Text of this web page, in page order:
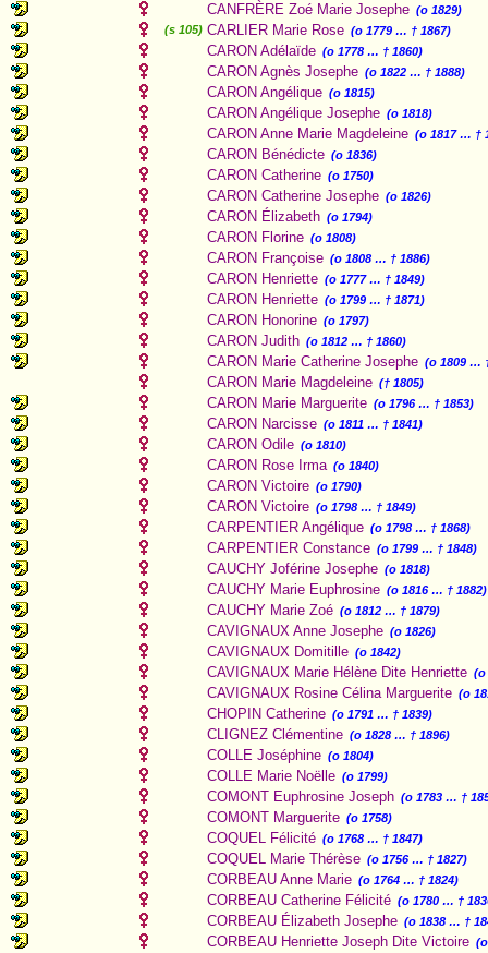
CANFRÈRE Zoé Marie Josephe (o 1829)
(s 105) CARLIER Marie Rose (o 1779 … † 1867)
CARON Adélaïde (o 1778 … † 1860)
CARON Agnès Josephe (o 1822 … † 1888)
CARON Angélique (o 1815)
CARON Angélique Josephe (o 1818)
CARON Anne Marie Magdeleine (o 1817 … †
CARON Bénédicte (o 1836)
CARON Catherine (o 1750)
CARON Catherine Josephe (o 1826)
CARON Élizabeth (o 1794)
CARON Florine (o 1808)
CARON Françoise (o 1808 … † 1886)
CARON Henriette (o 1777 … † 1849)
CARON Henriette (o 1799 … † 1871)
CARON Honorine (o 1797)
CARON Judith (o 1812 … † 1860)
CARON Marie Catherine Josephe (o 1809 …
CARON Marie Magdeleine († 1805)
CARON Marie Marguerite (o 1796 … † 1853)
CARON Narcisse (o 1811 … † 1841)
CARON Odile (o 1810)
CARON Rose Irma (o 1840)
CARON Victoire (o 1790)
CARON Victoire (o 1798 … † 1849)
CARPENTIER Angélique (o 1798 … † 1868)
CARPENTIER Constance (o 1799 … † 1848)
CAUCHY Joférine Josephe (o 1818)
CAUCHY Marie Euphrosine (o 1816 … † 1882)
CAUCHY Marie Zoé (o 1812 … † 1879)
CAVIGNAUX Anne Josephe (o 1826)
CAVIGNAUX Domitille (o 1842)
CAVIGNAUX Marie Hélène Dite Henriette (o
CAVIGNAUX Rosine Célina Marguerite (o
CHOPIN Catherine (o 1791 … † 1839)
CLIGNEZ Clémentine (o 1828 … † 1896)
COLLE Joséphine (o 1804)
COLLE Marie Noëlle (o 1799)
COMONT Euphrosine Joseph (o 1783 … †
COMONT Marguerite (o 1758)
COQUEL Félicité (o 1768 … † 1847)
COQUEL Marie Thérèse (o 1756 … † 1827)
CORBEAU Anne Marie (o 1764 … † 1824)
CORBEAU Catherine Félicité (o 1780 … †
CORBEAU Élizabeth Josephe (o 1838 … †
CORBEAU Henriette Joseph Dite Victoire